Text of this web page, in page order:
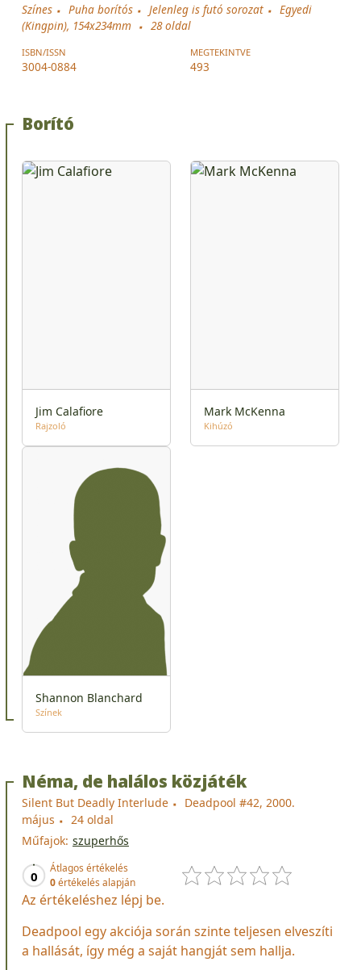
Színes Puha borítós Jelenleg is futó sorozat
Egyedi
(Kingpin), 154x234mm
28oldal
ISBN/ISSN
3004-0884
MEGTEKINTVE
493
Borító
Jim Calafiore
Rajzoló
Mark McKenna
Kihúzó
Shannon Blanchard
Színek
Néma, de halálos közjáték
Silent But Deadly Interlude
Deadpool #42, 2000.
május
24 oldal
Műfajok: szuperhős
0
Átlagos értékelés
0értékelés alapján
Az értékeléshez lépj be.
Deadpool egy akciója során szinte teljesen elveszíti
a hallását, így még a saját hangját sem hallja.